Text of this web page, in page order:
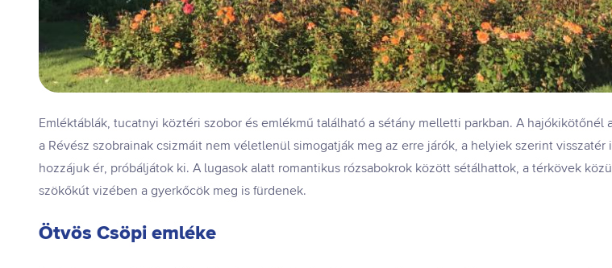
Emléktáblák, tucatnyi köztéri szobor és emlékmű található a sétány melletti parkban. A hajókikötőnél
a Révész szobrainak csizmáit nem véletlenül simogatják meg az erre járók, a helyiek szerint visszatér
hozzájuk ér, próbáljátok ki. A lugasok alatt romantikus rózsabokrok között sétálhattok, a térkövek
szökőkút vizében a gyerkőcök meg is fürdenek.
Ötvös Csöpi emléke